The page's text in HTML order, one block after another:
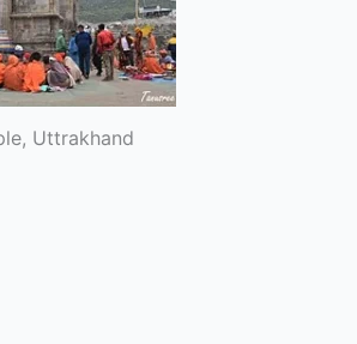
Uttrakhand